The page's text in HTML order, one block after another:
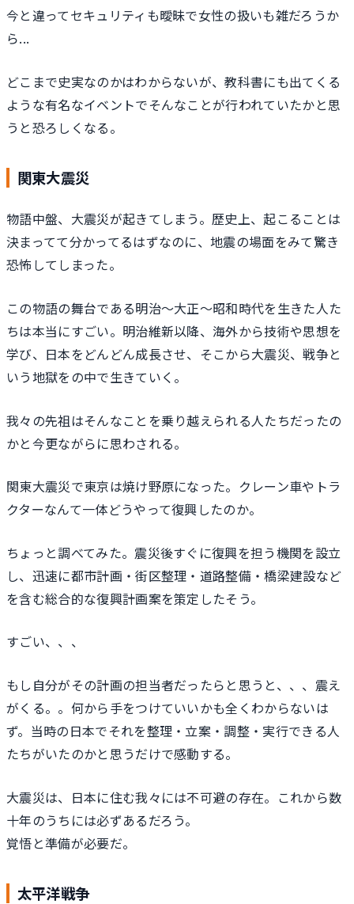
今と違ってセキュリティも曖昧で女性の扱いも雑だろうか
ら...
どこまで史実なのかはわからないが、教科書にも出てくる
ような有名なイベントでそんなことが行われていたかと思
うと恐ろしくなる。
関東大震災
物語中盤、大震災が起きてしまう。歴史上、起こることは
決まってて分かってるはずなのに、地震の場面をみて驚き
恐怖してしまった。
この物語の舞台である明治〜大正〜昭和時代を生きた人た
ちは本当にすごい。明治維新以降、海外から技術や思想を
学び、日本をどんどん成長させ、そこから大震災、戦争と
いう地獄をの中で生きていく。
我々の先祖はそんなことを乗り越えられる人たちだったの
かと今更ながらに思わされる。
関東大震災で東京は焼け野原になった。クレーン車やトラ
クターなんて一体どうやって復興したのか。
ちょっと調べてみた。震災後すぐに復興を担う機関を設立
し、迅速に都市計画・街区整理・道路整備・橋梁建設など
を含む総合的な復興計画案を策定したそう。
すごい、、、
もし自分がその計画の担当者だったらと思うと、、、震え
がくる。。何から手をつけていいかも全くわからないは
ず。当時の日本でそれを整理・立案・調整・実行できる人
たちがいたのかと思うだけで感動する。
大震災は、日本に住む我々には不可避の存在。これから数
十年のうちには必ずあるだろう。
覚悟と準備が必要だ。
太平洋戦争